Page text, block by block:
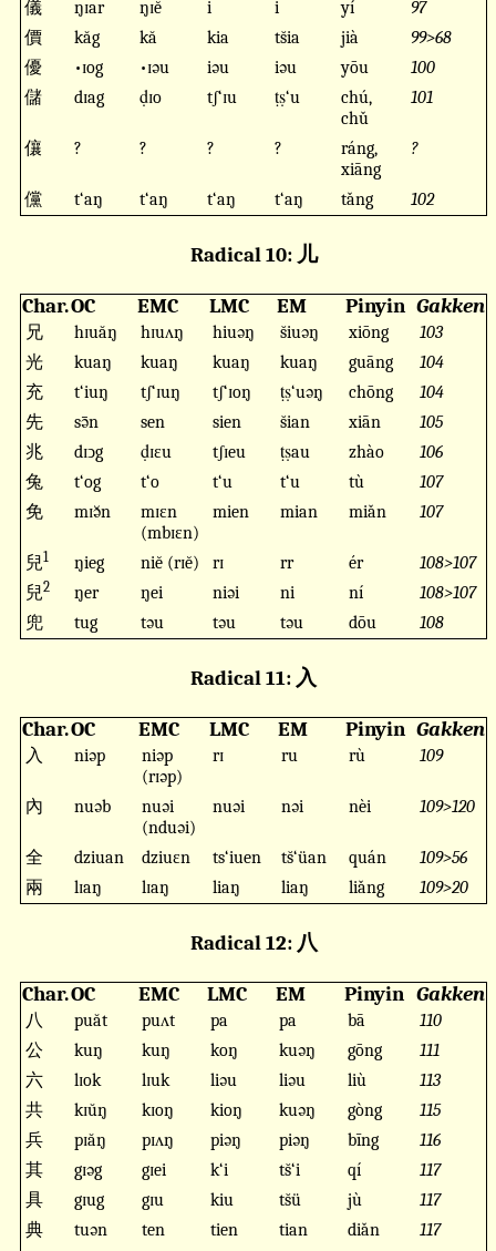
儀
ŋɪar ŋɪĕ i i yí
97
價
kăg kă kia ts̆ia jià
99>68
優
•ɪog •ɪəu iəu iəu yōu
100
儲
dɪag ḍɪo tʃ‘ɪu ṭṣ‘u
chú,
chǔ
101
儴 ? ? ? ?
ráng,
xiāng
?
儻 t‘aŋ t‘aŋ t‘aŋ t‘aŋ tǎng 102
Radical 10: 儿
Char.OC EMC LMC EM Pinyin Gakken
兄 hɪuăŋ hɪuʌŋ hiuəŋ s̆iuəŋ xiōng
103
光
kuaŋ kuaŋ kuaŋ kuaŋ guāng
104
充
t‘iuŋ tʃ‘ɪuŋ tʃ‘ɪoŋ ṭṣ‘uəŋ chōng
104
先
sə̄n sen sien s̆ian xiān
105
兆
dɪↄg ḍɪɛu tʃɪeu ṭṣau zhào
106
兔
t‘og t‘o t‘u t‘u tù
107
免
mɪə̆n
mɪɛn
(mbɪɛn)
mien mian miǎn 107
兒1 ŋieg niĕ (rɪĕ) rɪ rr ér
108>107
兒2 ŋer ŋei niəi ni ní
108>107
兜
tug təu təu təu dōu 108
Radical 11: 入
Char.OC EMC LMC EM Pinyin Gakken
入 niəp
niəp
(rɪəp)
rɪ ru rù 109
內 nuəb
nuəi
(nduəi)
nuəi nəi nèi 109>120
全 dziuan dziuɛn ts‘iuen ts̆‘üan quán
109>56
兩
lɪaŋ lɪaŋ liaŋ liaŋ liǎng 109>20
Radical 12: 八
Char.OC EMC LMC EM Pinyin Gakken
八 puăt puʌt pa pa bā
110
公
kuŋ kuŋ koŋ kuəŋ gōng
111
六
lɪok lɪuk liəu liəu liù
113
共
kɪŭŋ kɪoŋ kioŋ kuəŋ gòng
115
兵
pɪăŋ pɪʌŋ piəŋ piəŋ bīng
116
其
gɪəg gɪei k‘i ts̆‘i qí
117
具
gɪug gɪu kiu ts̆ü jù
117
典
tuən ten tien tian diǎn
117